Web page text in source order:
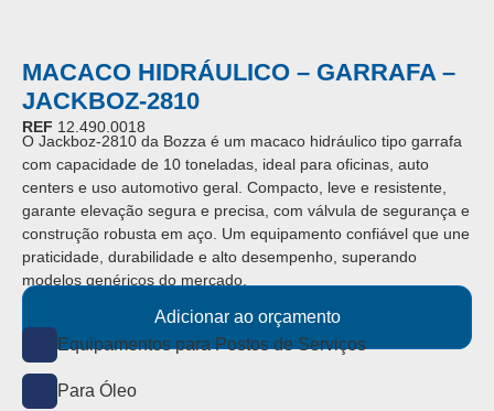
MACACO HIDRÁULICO – GARRAFA –
JACKBOZ-2810
REF 12.490.0018
O Jackboz-2810 da Bozza é um macaco hidráulico tipo garrafa
com capacidade de 10 toneladas, ideal para oficinas, auto
centers e uso automotivo geral. Compacto, leve e resistente,
garante elevação segura e precisa, com válvula de segurança e
construção robusta em aço. Um equipamento confiável que une
praticidade, durabilidade e alto desempenho, superando
modelos genéricos do mercado.
Adicionar ao orçamento
Equipamentos para Postos de Serviços
Para Óleo